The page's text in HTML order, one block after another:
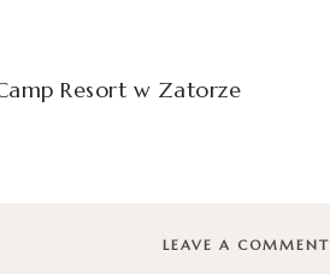
Resort w Zatorze
LEAVE A COMMENT